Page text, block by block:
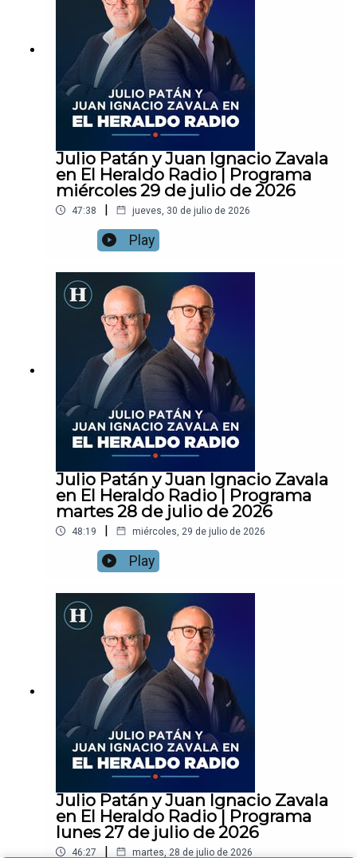
Julio Patán y Juan Ignacio Zavala
en El Heraldo Radio | Programa
miércoles 29 de julio de 2026
47:38 | jueves, 30 de julio de 2026
Play
Julio Patán y Juan Ignacio Zavala
en El Heraldo Radio | Programa
martes 28 de julio de 2026
48:19 | miércoles, 29 de julio de 2026
Play
Julio Patán y Juan Ignacio Zavala
en El Heraldo Radio | Programa
lunes 27 de julio de 2026
46:27 | martes, 28 de julio de 2026